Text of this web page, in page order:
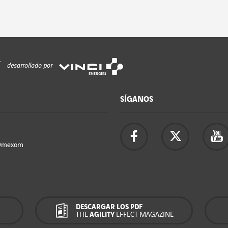
desarrollado por
SÍGANOS
DESCARGAR LOS PDF
THEAGILITY EFFECT MAGAZINE